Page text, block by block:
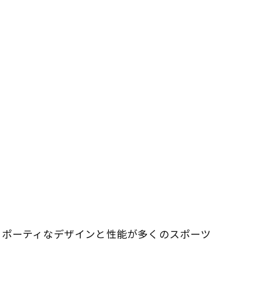
ーティなデザインと性能が多くのスポーツ